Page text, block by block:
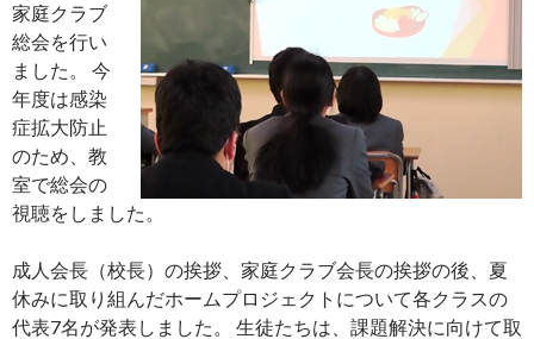
家庭クラブ
総会を行い
ました。 今
年度は感染
症拡大防止
のため、教
室で総会の
視聴をしました。
成人会長（校長）の挨拶、家庭クラブ会長の挨拶の後、夏
休みに取り組んだホームプロジェクトについて各クラスの
代表7名が発表しました。 生徒たちは、課題解決に向けて取